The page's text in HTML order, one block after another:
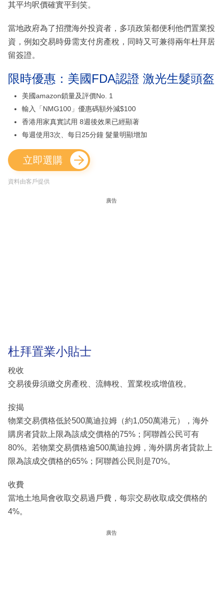
其平均呎價確實平到笑。
當地政府為了招攬海外投資者，多項政策都便利他們置業投
資，例如交易時毋需支付房產稅，同時又可兼得兩年杜拜居
留簽證。
限時優惠：美國FDA認證 激光生髮頭盔
美國amazon鎖量及評價No. 1
輸入「NMG100」優惠碼額外減$100
香港用家真實試用 8週後效果已經顯著
每週使用3次、每日25分鐘 髮量明顯增加
立即選購
資料由客戶提供
廣告
杜拜置業小貼士
稅收
交易後毋須繳交房產稅、流轉稅、置業稅或增值稅。
按揭
物業交易價格低於500萬迪拉姆（約1,050萬港元），海外
購房者貸款上限為該成交價格的75%；阿聯酋公民可有
80%。若物業交易價格逾500萬迪拉姆，海外購房者貸款上
限為該成交價格的65%；阿聯酋公民則是70%。
收費
當地土地局會收取交易過戶費，每宗交易收取成交價格的
4%。
廣告